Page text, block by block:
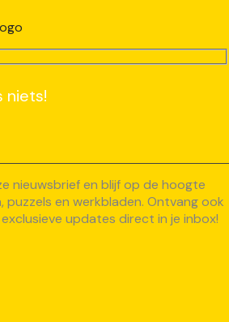
niets!
nieuwsbrief en blijf op de hoogte
puzzels en werkbladen. Ontvang ook
updates direct in je inbox!